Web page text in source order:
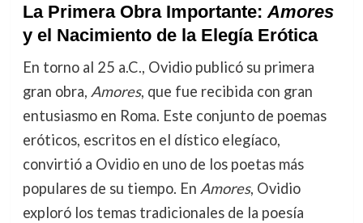
La Primera Obra Importante: Amores
y el Nacimiento de la Elegía Erótica
En torno al 25 a.C., Ovidio publicó su primera
gran obra, Amores, que fue recibida con gran
entusiasmo en Roma. Este conjunto de poemas
eróticos, escritos en el dístico elegíaco,
convirtió a Ovidio en uno de los poetas más
populares de su tiempo. En Amores, Ovidio
exploró los temas tradicionales de la poesía